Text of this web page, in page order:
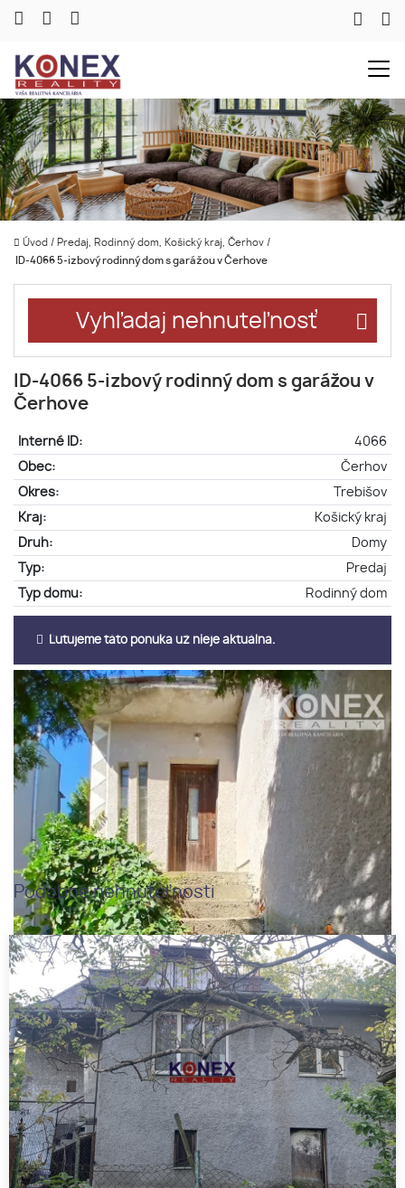
Úvod / Predaj, Rodinný dom, Košický kraj, Čerhov /
ID-4066 5-izbový rodinný dom s garážou v Čerhove
Vyhľadaj nehnuteľnosť
ID-4066 5-izbový rodinný dom s garážou v
Čerhove
Interné ID:
4066
Obec:
Čerhov
Okres:
Trebišov
Kraj:
Košický kraj
Druh:
Domy
Typ:
Predaj
Typ domu:
Rodinný dom
Ľutujeme táto ponuka už nieje aktuálna.
Podobné nehnuteľnosti